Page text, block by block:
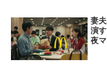
妻
演
夜